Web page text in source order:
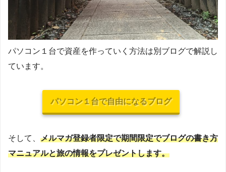
パソコン１台で資産を作っていく方法は別ブログで解説し
ています。
パソコン１台で自由になるブログ
そして、 メルマガ登録者限定で期間限定でブログの書き方
マニュアルと旅の情報をプレゼントします。